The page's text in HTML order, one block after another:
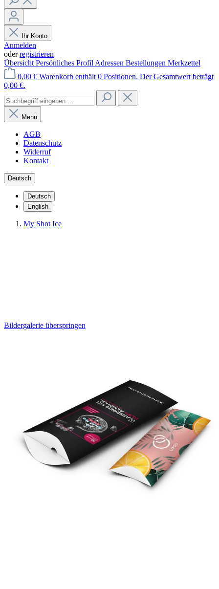
Ihr Konto
Anmelden
oderregistrieren
Übersicht Persönliches Profil Adressen Bestellungen Merkzettel
0,00 € Warenkorb enthält 0 Positionen. Der Gesamtwert beträgt
0,00 €.
Menü
AGB
Datenschutz
Widerruf
Kontakt
Deutsch
Deutsch
English
My Shot Ice
Bildergalerie überspringen